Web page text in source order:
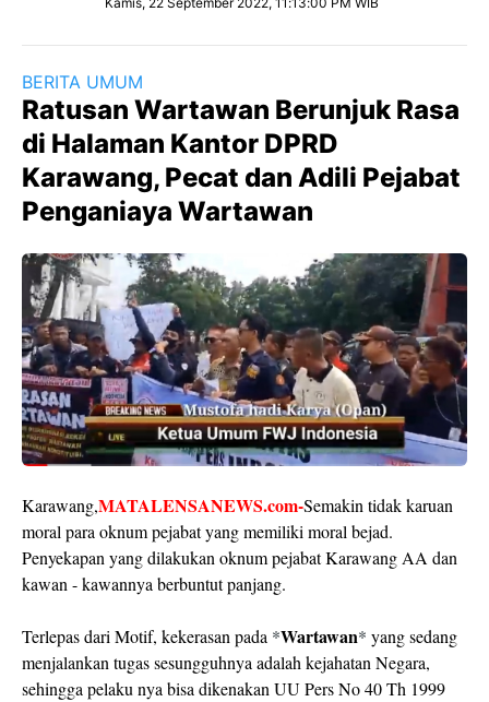
BERITA UMUM
Ratusan Wartawan Berunjuk Rasa
di Halaman Kantor DPRD
Karawang, Pecat dan Adili Pejabat
Penganiaya Wartawan
Karawang,MATALENSANEWS.com-Semakin tidak karuan
moral para oknum pejabat yang memiliki moral bejad.
Penyekapan yang dilakukan oknum pejabat Karawang AA dan
kawan - kawannya berbuntut panjang.
Terlepas dari Motif, kekerasan pada *Wartawan* yang sedang
menjalankan tugas sesungguhnya adalah kejahatan Negara,
sehingga pelaku nya bisa dikenakan UU Pers No 40 Th 1999